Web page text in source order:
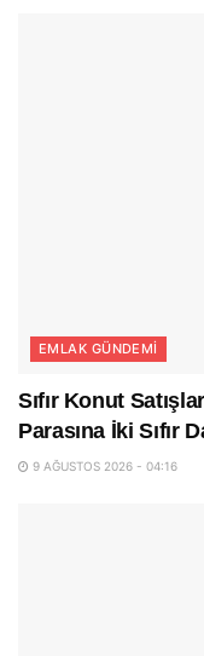
EMLAK GÜNDEMI
Sıfır Konut
Parasına İki Sıfır
9 AĞUSTOS 2026 - 04:16